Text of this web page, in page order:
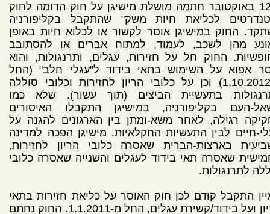
ב-12 באוקטובר חתמה מושלת מישיגן על חוק הדומה לחוק
לכליאת חיות משק" שהתקבל בקליפורניה
החוק במישיגן אוסר לקשור או לכלוא חיות באופן
מהן לשכב, לעמוד, למתוח אברים או להסתובב
החוק חל על חזירות, עגלים, ותרנגולות, והוא
אפוא על השימוש בתאי בידוד ל"עגלי חלב" (החל
מ-1.10.2012) וכן על כלובי הריון לחזירות וכלובי סוללה
בתעשיית הביצים (תוך עשור). שלא כמו
העם בקליפורניה, במישיגן התקבלו האיסורים
רגילה, לאחר משא-ומתן בין הארגונים להגנה על
חיים לבין התעשיות החקלאיות. מישיגן הפכה למדינה
בארצות-הברית שאסרה כלובי הריון לחזירות,
שאסרה תאי בידוד לעגלים והשנייה שאסרה כלובי
לתרנגולות.
התקבל קודם לכן חוק האוסר על כליאת חזירות בתאי
הריון ועל בידוד/קשירת עגלים, החל מ-1.1.2011. החוק נחתם